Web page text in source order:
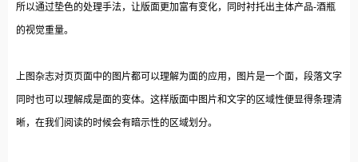
所以通过垫色的处理手法，让版面更加富有变化，同时衬托出主体产品-酒瓶
的视觉重量。
上图杂志对页页面中的图片都可以理解为面的应用，图片是一个面，段落文字
同时也可以理解成是面的变体。这样版面中图片和文字的区域性便显得条理清
晰，在我们阅读的时候会有暗示性的区域划分。